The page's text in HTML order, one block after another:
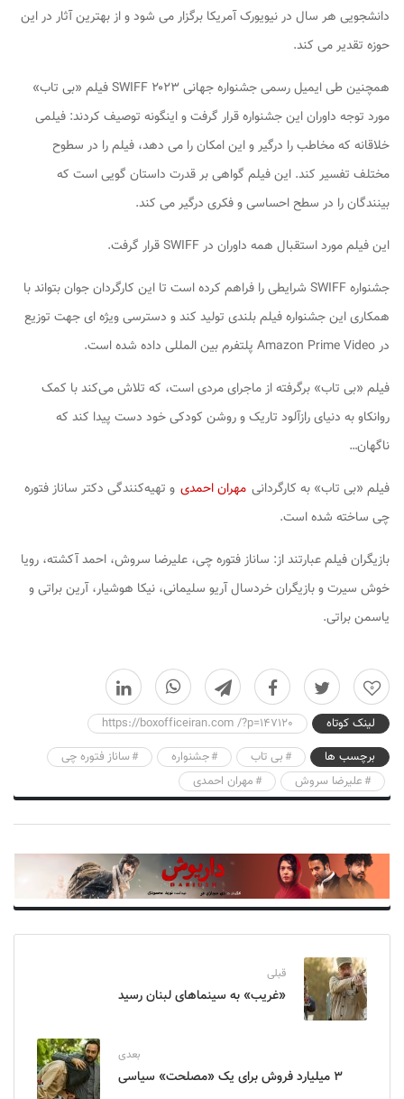
دانشجویی هر سال در نیویورک آمریکا برگزار می شود و از بهترین آثار در این
حوزه تقدیر می کند.
همچنین طی ایمیل رسمی جشنواره جهانی SWIFF ۲۰۲۳ فیلم «بی تاب»
مورد توجه داوران این جشنواره قرار گرفت و اینگونه توصیف کردند: فیلمی
خلاقانه که مخاطب را درگیر و این امکان را می دهد، فیلم را در سطوح
مختلف تفسیر کند. این فیلم گواهی بر قدرت داستان گویی است که
بینندگان را در سطح احساسی و فکری درگیر می کند.
این فیلم مورد استقبال همه داوران در SWIFF قرار گرفت.
جشنواره SWIFF شرایطی را فراهم کرده است تا این کارگردان جوان بتواند با
همکاری این جشنواره فیلم بلندی تولید کند و دسترسی ویژه ای جهت توزیع
در Amazon Prime Video پلتفرم بین المللی داده شده است.
فیلم «بی تاب» برگرفته از ماجرای مردی است، که تلاش می‌کند با کمک
روانکاو به دنیای رازآلود تاریک و روشن کودکی خود دست پیدا کند که
ناگهان…
فیلم «بی تاب» به کارگردانی مهران احمدی و تهیه‌کنندگی دکتر ساناز فتوره
چی ساخته شده است.
بازیگران فیلم عبارتند از: ساناز فتوره چی، علیرضا سروش، احمد آکشته، رویا
خوش سیرت و بازیگران خردسال آریو سلیمانی، نیکا هوشیار، آرین براتی و
یاسمن براتی.
0
لینک کوتاه
https://boxofficeiran.com /?p=147120
برچسب ها
بی تاب جشنواره
ساناز فتوره چی
علیرضا سروش
مهران احمدی
قبلی
«غریب» به سینماهای لبنان رسید
بعدی
۳ میلیارد فروش برای یک «مصلحت» سیاسی